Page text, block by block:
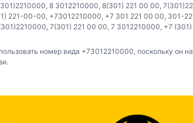
8 3012210000 8(301) 221 00 00
221-00-00 +73012210000 +7 301 221 00 00 301-
7(301) 221 00 00 7 3012210000 +7
номер вида +73012210000, поскольку он